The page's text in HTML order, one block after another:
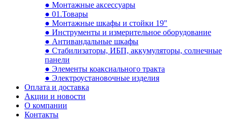
● Монтажные аксессуары
● 01.Товары
● Монтажные шкафы и стойки 19"
● Инструменты и измерительное оборудование
● Антивандальные шкафы
● Стабилизаторы, ИБП, аккумуляторы, солнечные
панели
● Элементы коаксиального тракта
● Электроустановочные изделия
Оплата и доставка
Акции и новости
О компании
Контакты